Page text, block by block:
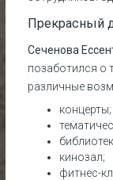
Прекрасный
Сеченова
позаботился о
различные
концерты;
кинозал;
фитнес-